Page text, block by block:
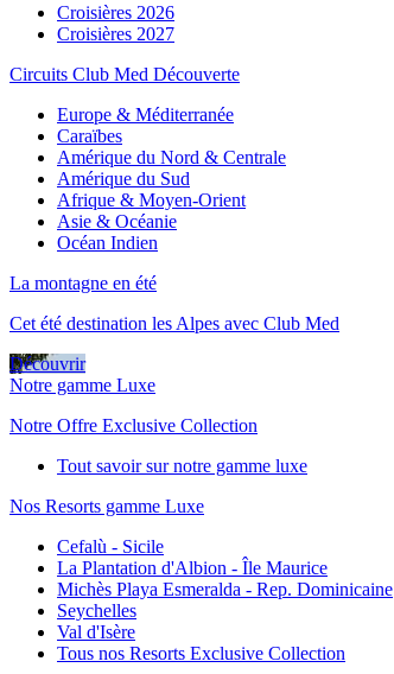
Croisières 2026
Croisières 2027
Circuits Club Med Découverte
Europe & Méditerranée
Caraïbes
Amérique du Nord & Centrale
Amérique du Sud
Afrique & Moyen-Orient
Asie & Océanie
Océan Indien
La montagne en été
Cet été destination les Alpes avec Club Med
Découvrir
Notre gamme Luxe
Notre Offre Exclusive Collection
Tout savoir sur notre gamme luxe
Nos Resorts gamme Luxe
Cefalù - Sicile
La Plantation d'Albion - Île Maurice
Michès Playa Esmeralda - Rep. Dominicaine
Seychelles
Val d'Isère
Tous nos Resorts Exclusive Collection